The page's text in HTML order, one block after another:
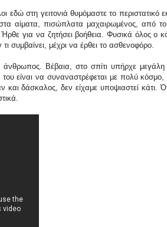
στη γειτονιά θυμόμαστε το περιστατικό
αίματα, πισώπλατα μαχαιρωμένος, από το
Ήρθε για να ζητήσει βοήθεια. Φυσικά όλος ο
μέχρι να έρθει το ασθενοφόρο.
Βέβαια, στο σπίτι υπήρχε μεγάλη
του είναι να συναναστρέφεται με πολύ
και δάσκαλος, δεν είχαμε υποψιαστεί κάτι.